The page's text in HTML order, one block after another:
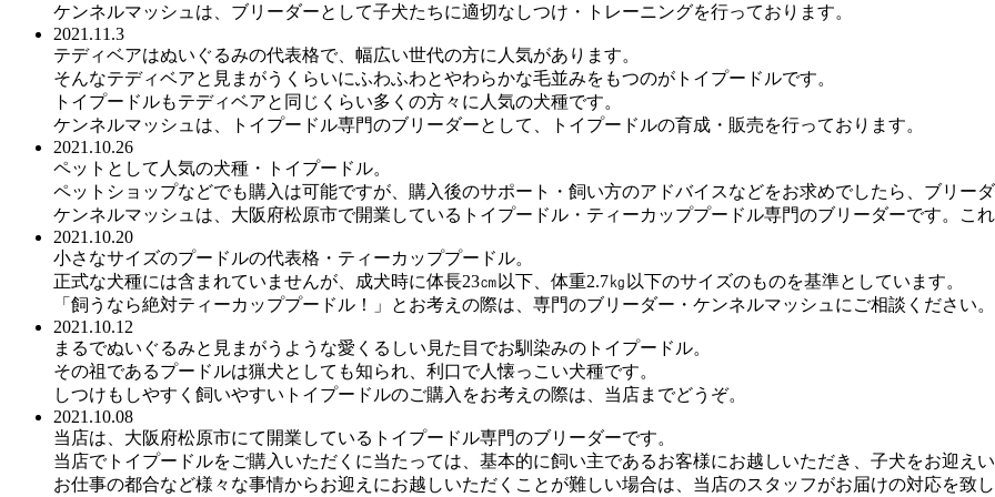
ケンネルマッシュは、ブリーダーとして子犬たちに適切なしつけ・トレーニングを行っております。
2021.11.3
テディベアはぬいぐるみの代表格で、幅広い世代の方に人気があります。
そんなテディベアと見まがうくらいにふわふわとやわらかな毛並みをもつのがトイプードルです。
トイプードルもテディベアと同じくらい多くの方々に人気の犬種です。
ケンネルマッシュは、トイプードル専門のブリーダーとして、トイプードルの育成・販売を行っております。
2021.10.26
ペットとして人気の犬種・トイプードル。
ペットショップなどでも購入は可能ですが、購入後のサポート・飼い方のアドバイスなどをお求めでしたら、ブリー
ケンネルマッシュは、大阪府松原市で開業しているトイプードル・ティーカッププードル専門のブリーダーです。こ
2021.10.20
小さなサイズのプードルの代表格・ティーカッププードル。
正式な犬種には含まれていませんが、成犬時に体長23㎝以下、体重2.7㎏以下のサイズのものを基準としています。
「飼うなら絶対ティーカッププードル！」とお考えの際は、専門のブリーダー・ケンネルマッシュにご相談ください。
2021.10.12
まるでぬいぐるみと見まがうような愛くるしい見た目でお馴染みのトイプードル。
その祖であるプードルは猟犬としても知られ、利口で人懐っこい犬種です。
しつけもしやすく飼いやすいトイプードルのご購入をお考えの際は、当店までどうぞ。
2021.10.08
当店は、大阪府松原市にて開業しているトイプードル専門のブリーダーです。
当店でトイプードルをご購入いただくに当たっては、基本的に飼い主であるお客様にお越しいただき、子犬をお迎え
お仕事の都合など様々な事情からお迎えにお越しいただくことが難しい場合は、当店のスタッフがお届けの対応を致